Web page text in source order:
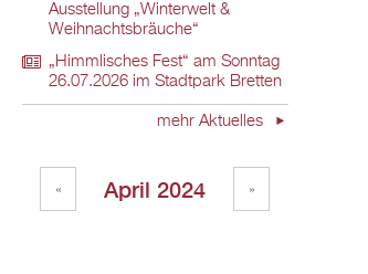
Ausstellung „Winterwelt &
Weihnachtsbräuche“
„Himmlisches Fest“ am Sonntag
26.07.2026 im Stadtpark Bretten
mehr Aktuelles
April 2024
« »